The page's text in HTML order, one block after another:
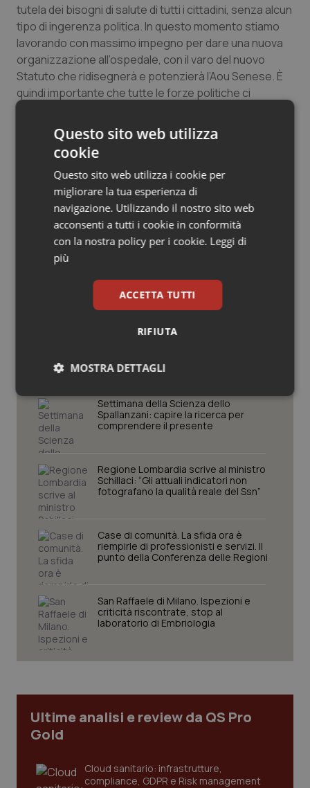
Salute orale & impianti
Sangue & coagulazione
Tiroide
Tumore al seno
Tumore ovarico
Tumori del Polmone & Testa Collo
Tumori gastrointestinali
Ulcera & Reflusso
tutela dei bisogni di salute di tutti i cittadini, senza alcun
tipo di ingerenza politica. In questo momento stiamo
lavorando con massimo impegno per dare una nuova
organizzazione all’ospedale, con il varo del nuovo
Statuto che ridisegnerà e potenzierà l’Aou Senese. È
quindi importante che tutte le forze politiche ci
riorganizzazione, che richiede il massimo impegno e
piena energia da parte di tutti i professionisti”.
21 Febbraio 2019
© Riproduzione riservata
Potrebbe interessarti in
Regioni e Asl
Settimana della Scienza dello
Spallanzani: capire la ricerca per
comprendere il presente
Regione Lombardia scrive al ministro
Schillaci: “Gli attuali indicatori non
fotografano la qualità reale del Ssn”
Case di comunità. La sfida ora è
riempirle di professionisti e servizi. Il
punto della Conferenza delle Regioni
San Raffaele di Milano. Ispezioni e
criticità riscontrate, stop al
laboratorio di Embriologia
Ultime analisi e review da QS Pro
Gold
Cloud sanitario: infrastrutture,
compliance, GDPR e Risk management
Questo sito web utilizza
cookie
Questo sito web utilizza i cookie per
migliorare la tua esperienza di
navigazione. Utilizzando il nostro sito web
acconsenti a tutti i cookie in conformità
con la nostra policy per i cookie. Leggi di
più
ACCETTA TUTTI
RIFIUTA
MOSTRA DETTAGLI
Necessari Statistici Marketing
Necessari Statistici Marketing
I cookie necessari contribuiscono a rendere fruibile il
sito web abilitandone funzionalità di base quali la
navigazione sulle pagine e l'accesso alle aree
protette del sito. Il sito web non è in grado di
funzionare correttamente senza questi cookie.
Nome
Fornitore/Dominio
VISITOR_PRIVACY_METADATA
YouTube
.youtube.com